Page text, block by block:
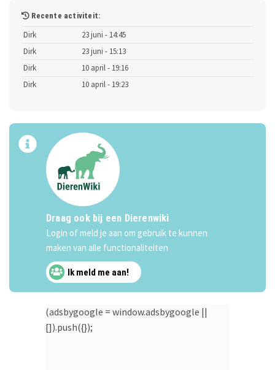
Recente activiteit:
Dirk
23 juni - 14:45
Dirk
23 juni - 15:13
Dirk
10 april - 19:16
Dirk
10 april - 19:23
Draag ook bij een Dierenwiki
Login of meld je aan om gebruik te kunnen
maken van alle functionaliteiten
Ik meld me aan!
(adsbygoogle = window.adsbygoogle ||
[]).push({});